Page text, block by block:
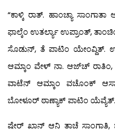
“ಕಾಳ್ಕಿ ರಾತ್. ಹಾಂಚ್ಯಾ
ಫಾಲ್ಕೆಂ ಉತರ್ಲ್ಯಾ ಉಪ್ರಾಂತ್,
ಸೊಡುನ್, ತೆ ಪಾಟಿಂ ಯೇಂವ್ದಿತ್.
ಆಮ್ಕಾಂ ವೇಳ್ ನಾ. ಆಜ್‍ಚ್ ರಾತಿಂ,
ವಾಟೆನ್ ಆಮ್ಕಾಂ ವಚೊಂಕ್
ಬೋಳೂರ್ ಠಾಣ್ಯಾಕ್ ಪಾಟಿಂ
ಷೇರ್ ಖಾನ್ ಆನಿ ತಾಚೆ ಸಾಂಗಾತಿ,